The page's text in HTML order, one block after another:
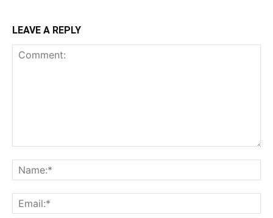
LEAVE A REPLY